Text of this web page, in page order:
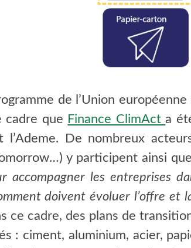
de l’Union
cadre que Finance ClimActa
l’Ademe. De nombreux
y participent ainsi
accompagner les entreprises
doivent évoluer l’offre et
ce cadre, des plans de
: ciment, aluminium, acier,